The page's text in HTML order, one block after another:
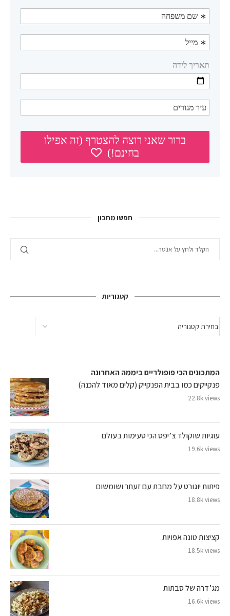
חפשו מתכון
קטגוריות
המתכונים הכי פופולריים ביממה האחרונה
פנקייקים כמו בבית הפנקייק (קלים מאוד להכנה)
22.8k views
עוגיות שוקולד צ’יפס הכי טעימות בעולם
19.6k views
פיתות יוגורט על מחבת עם זעתר ושומשום
18.8k views
קציצות טונה אפויות
18.5k views
מג’דרה של סבתות
16.6k views